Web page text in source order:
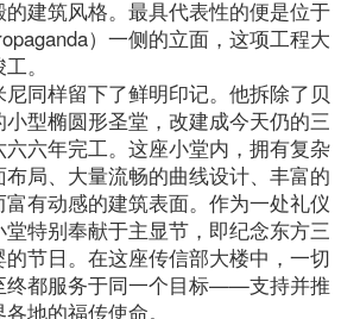
建筑风格。最具代表性的便是位于
）一侧的立面，这项工程大
。
同样留下了鲜明印记。他拆除了贝
型椭圆形圣堂，改建成今天仍的三
六年完工。这座小堂内，拥有复杂
局、大量流畅的曲线设计、丰富的
有动感的建筑表面。作为一处礼仪
特别奉献于主显节，即纪念东方三
节日。在这座传信部大楼中，一切
终都服务于同一个目标——支持并推
地的福传使命。